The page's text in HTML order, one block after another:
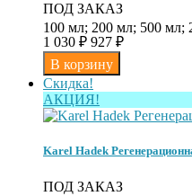
ПОД ЗАКАЗ
100 мл; 200 мл; 500 мл;
1 030 ₽ 927 ₽
Скидка!
АКЦИЯ!
Karel Hadek
ПОД ЗАКАЗ